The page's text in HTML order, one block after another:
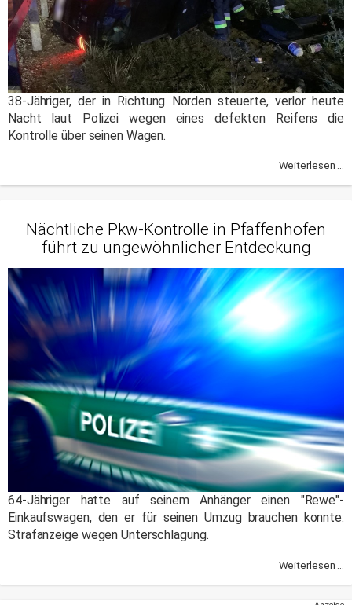
38-Jähriger, der in Richtung Norden steuerte, verlor heute
Nacht laut Polizei wegen eines defekten Reifens die
Kontrolle über seinen Wagen.
Weiterlesen ...
Nächtliche Pkw-Kontrolle in Pfaffenhofen
führt zu ungewöhnlicher Entdeckung
64-Jähriger hatte auf seinem Anhänger einen "Rewe"-
Einkaufswagen, den er für seinen Umzug brauchen konnte:
Strafanzeige wegen Unterschlagung.
Weiterlesen ...